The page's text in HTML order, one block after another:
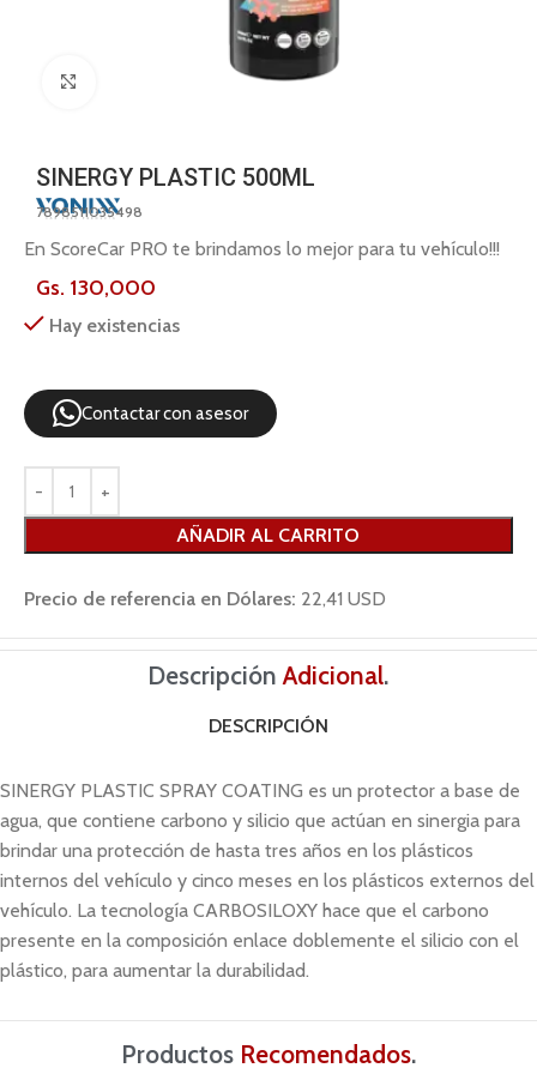
SINERGY PLASTIC 500ML
7898511035498
En ScoreCar PRO te brindamos lo mejor para tu vehículo!!!
Gs. 130,000
Hay existencias
Contactar con asesor
AÑADIR AL CARRITO
Precio de referencia en Dólares: 22,41 USD
DescripciónAdicional.
DESCRIPCIÓN
SINERGY PLASTIC SPRAY COATING es un protector a base de
agua, que contiene carbono y silicio que actúan en sinergia para
brindar una protección de hasta tres años en los plásticos
internos del vehículo y cinco meses en los plásticos externos del
vehículo. La tecnología CARBOSILOXY hace que el carbono
presente en la composición enlace doblemente el silicio con el
plástico, para aumentar la durabilidad.
Productos Recomendados.